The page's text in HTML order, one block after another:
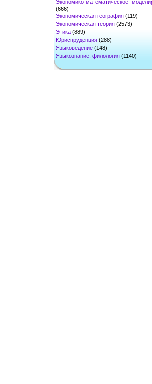
Экономико-математическое
(666)
Экономическая география (119)
Экономическая теория (2573)
Этика (889)
Юриспруденция (288)
Языковедение (148)
Языкознание, филология (1140)